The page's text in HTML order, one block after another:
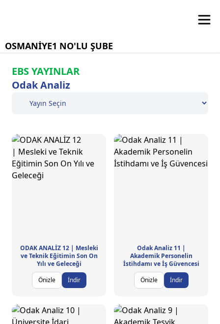
OSMANİYE1 NO'LU ŞUBE
EBS YAYINLAR
Odak Analiz
ODAK ANALİZ 12 | Mesleki
ve Teknik Eğitimin Son On
Yılı ve Geleceği
Önizle
İndir
Odak Analiz 11 |
Akademik Personelin
İstihdamı ve İş Güvencesi
Önizle
İndir